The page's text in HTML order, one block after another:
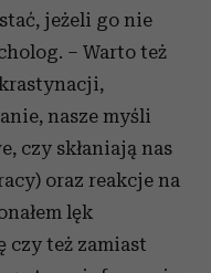
jeżeli go nie
– Warto też
nasze myśli
czy skłaniają nas
oraz reakcje na
lęk
czy też zamiast